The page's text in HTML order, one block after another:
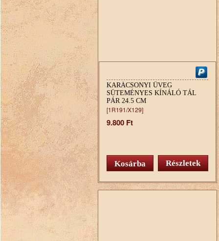
KARÁCSONYI ÜVEG
SÜTEMÉNYES KÍNÁLÓ TÁL
PÁR 24.5 CM
[1R191/X129]
9.800 Ft
Részletek